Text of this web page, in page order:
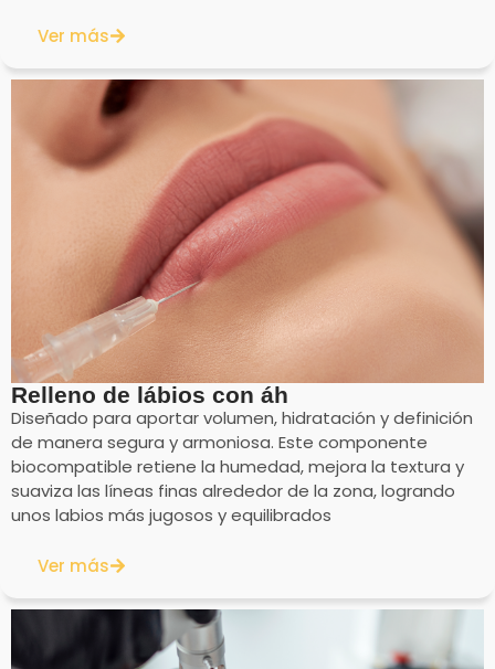
Ver más
Relleno de lábios con áh
Diseñado para aportar volumen, hidratación y definición
de manera segura y armoniosa. Este componente
biocompatible retiene la humedad, mejora la textura y
suaviza las líneas finas alrededor de la zona, logrando
unos labios más jugosos y equilibrados
Ver más